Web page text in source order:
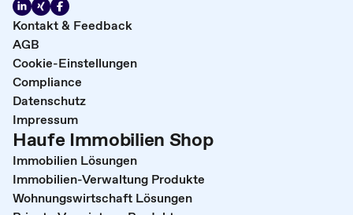
Kontakt & Feedback
AGB
Cookie-Einstellungen
Compliance
Datenschutz
Impressum
Haufe Immobilien Shop
Immobilien Lösungen
Immobilien-Verwaltung Produkte
Wohnungswirtschaft Lösungen